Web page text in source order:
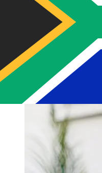
duren meestal 1 tot 5
feestdagen en
hebben op de levering.
China (Luxembourg)
vertragingen te